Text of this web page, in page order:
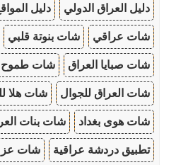
دليل العراق الدولي دليل
شات عراقي شات بنوتة قلبي
شات صبايا العراق شات طموح
شات العراق للجوال شات هلا
شات هوى بغداد شات بنات
تطبيق دردشة عراقية شات